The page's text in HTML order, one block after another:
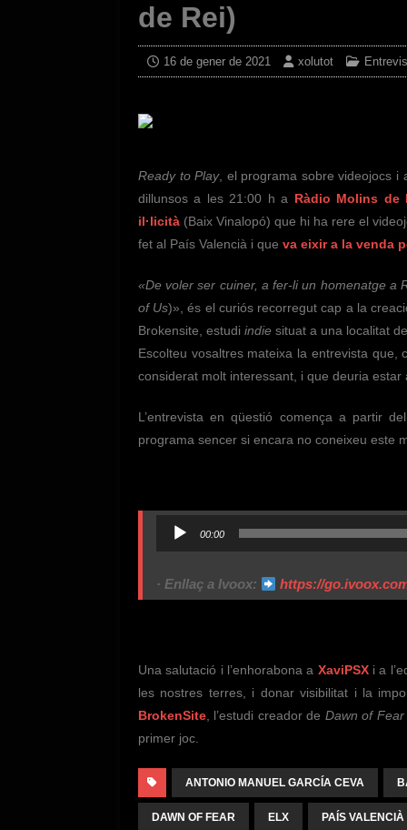
de Rei)
16 de gener de 2021 xolutot
Ready to Play, el programa sobre videojocs i
dillunsos a les 21:00 h a Ràdio Molins de
il·licità (Baix Vinalopó) que hi ha rere el
fet al País Valencià i que va eixir a la venda
«De voler ser cuiner, a fer-li un homenatge a
of Us)», és el curiós recorregut cap a la
Brokensite, estudi indie situat a una localitat
Escolteu vosaltres mateixa la entrevista
considerat molt interessant, i que deuria estar
L’entrevista en qüestió comença a partir
programa sencer si encara no coneixeu este
Reproductor
00:00
· Enllaç a Ivoox: https://
Una salutació i l’enhorabona a XaviPSXi a
les nostres terres, i donar visibilitat i la
BrokenSite , l’estudi creador de Dawn of Fear
primer joc.
ANTONIO MANUEL GARCÍA CEVA
DAWN OF FEAR ELX PAÍS VALENCIÀ